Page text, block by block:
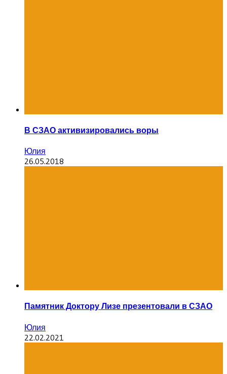
В СЗАО активизировались воры
Юлия
26.05.2018
Памятник Доктору Лизе презентовали в СЗАО
Юлия
22.02.2021